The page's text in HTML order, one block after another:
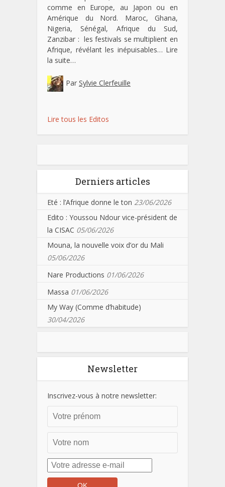
comme en Europe, au Japon ou en
Amérique du Nord. Maroc, Ghana,
Nigeria, Sénégal, Afrique du Sud,
Zanzibar : les festivals se multiplient en
Afrique, révélant les inépuisables… Lire
la suite…
Par Sylvie Clerfeuille
Lire tous les Editos
Derniers articles
Eté : l’Afrique donne le ton 23/06/2026
Edito : Youssou Ndour vice-président de
la CISAC 05/06/2026
Mouna, la nouvelle voix d’or du Mali
05/06/2026
Nare Productions 01/06/2026
Massa 01/06/2026
My Way (Comme d’habitude)
30/04/2026
Newsletter
Inscrivez-vous à notre newsletter: